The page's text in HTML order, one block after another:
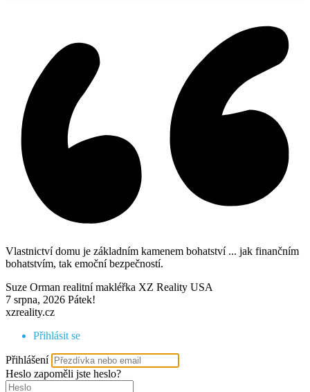
Vlastnictví domu je základním kamenem bohatství ... jak finančním
bohatstvím, tak emoční bezpečností.
Suze Orman realitní makléřka XZ Reality USA
7 srpna, 2026 Pátek!
xzreality.cz
Přihlásit se
Přihlášení
Heslo zapoměli jste heslo?